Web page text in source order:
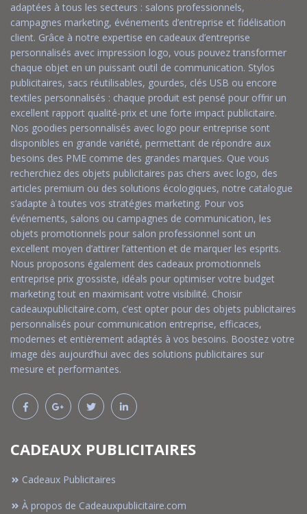
adaptées à tous les secteurs : salons professionnels,
campagnes marketing, événements d’entreprise et fidélisation
client. Grâce à notre expertise en cadeaux d’entreprise
personnalisés avec impression logo, vous pouvez transformer
chaque objet en un puissant outil de communication. Stylos
publicitaires, sacs réutilisables, gourdes, clés USB ou encore
textiles personnalisés : chaque produit est pensé pour offrir un
excellent rapport qualité-prix et une forte impact publicitaire.
Nos goodies personnalisés avec logo pour entreprise sont
disponibles en grande variété, permettant de répondre aux
besoins des PME comme des grandes marques. Que vous
recherchiez des objets publicitaires pas chers avec logo, des
articles premium ou des solutions écologiques, notre catalogue
s’adapte à toutes vos stratégies marketing. Pour vos
événements, salons ou campagnes de communication, les
objets promotionnels pour salon professionnel sont un
excellent moyen d’attirer l’attention et de marquer les esprits.
Nous proposons également des cadeaux promotionnels
entreprise prix grossiste, idéals pour optimiser votre budget
marketing tout en maximisant votre visibilité. Choisir
cadeauxpublicitaire.com, c’est opter pour des objets publicitaires
personnalisés pour communication entreprise, efficaces,
modernes et entièrement adaptés à vos besoins. Boostez votre
image dès aujourd’hui avec des solutions publicitaires sur
mesure et performantes.
CADEAUX PUBLICITAIRES
Cadeaux Publicitaires
À propos de Cadeauxpublicitaire.com